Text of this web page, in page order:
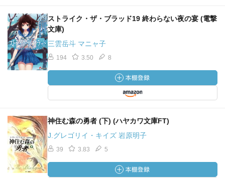
ストライク・ザ・ブラッド19 終わらない夜の宴 (電撃
文庫)
三雲岳斗 マニャ子
194 3.50 8
神住む森の勇者 (下) (ハヤカワ文庫FT)
J.グレゴリイ・キイズ 岩原明子
39 3.83 5